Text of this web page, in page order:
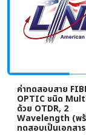
ค่าทดสอบสาย
OPTIC ชนิด
ด้วย OTDR, 2
Wavelength (พ
ทดสอบเป็นเอกสา